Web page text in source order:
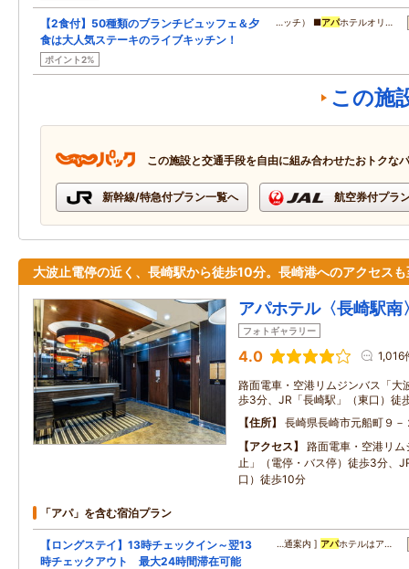
【2食付】50種類のブランチビュッフェ＆夕
食は大人気ステーキのライブキッチン！
ポイント2%
…ッチ） ■アパホテルオリ…
この施
この施設と交通手段を自由に組み合わせたおトクな
新幹線/特急付プラン一覧へ 航空券付プラ
大波止電停の近く、長崎駅から徒歩10分。長崎港へのアクセス
アパホテル〈長崎駅南
フォトギャラリー
4.0 1,016
路面電車・空港リムジンバス「大
歩3分、JR「長崎駅」（東口）徒
住所
長崎県長崎市元船町９－
アクセス
路面電車・空港リ
止」（電停・バス停）徒歩3分、
口）徒歩10分
「アパ」を含む宿泊プラン
【ロングステイ】13時チェックイン～翌13
時チェックアウト 最大24時間滞在可能
…通案内 ] アパホテルはア…